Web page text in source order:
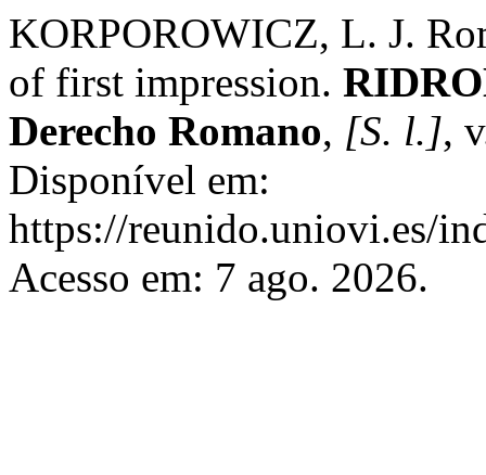
KORPOROWICZ, L. J.
of first impression.
Derecho Romano, [S. l.],
Disponível em:
https://reunido.uniovi.es/
Acesso em: 7 ago. 2026.